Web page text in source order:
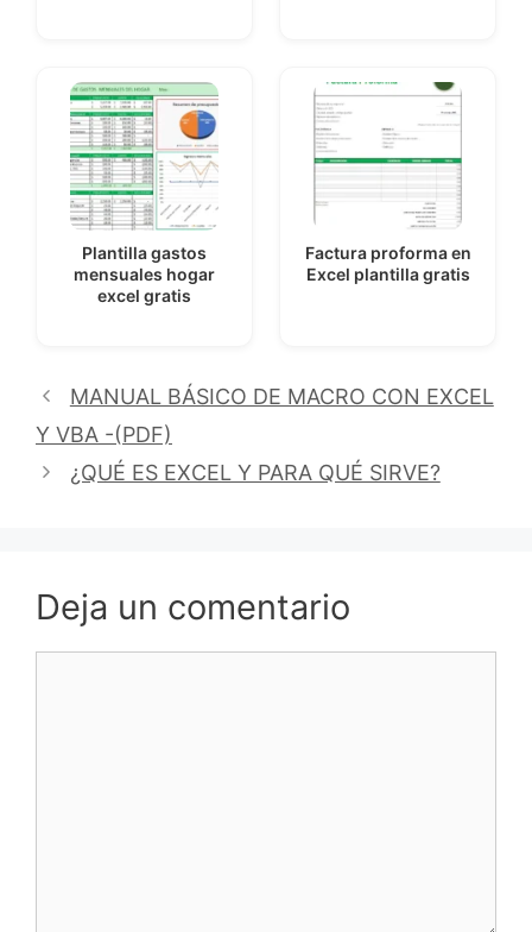
Plantilla gastos
mensuales hogar
excel gratis
Factura proforma en
Excel plantilla gratis
MANUAL BÁSICO DE MACRO CON EXCEL
Y VBA -(PDF)
¿QUÉ ES EXCEL Y PARA QUÉ SIRVE?
Deja un comentario